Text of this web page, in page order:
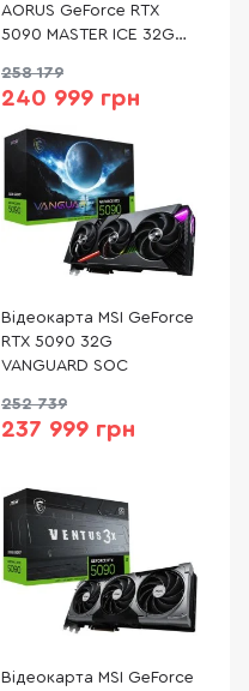
AORUS GeForce RTX
5090 MASTER ICE 32G
32GD)
258 179
240 999 грн
Відеокарта MSI GeForce
RTX 5090 32G
VANGUARD SOC
252 739
237 999 грн
Відеокарта MSI GeForce